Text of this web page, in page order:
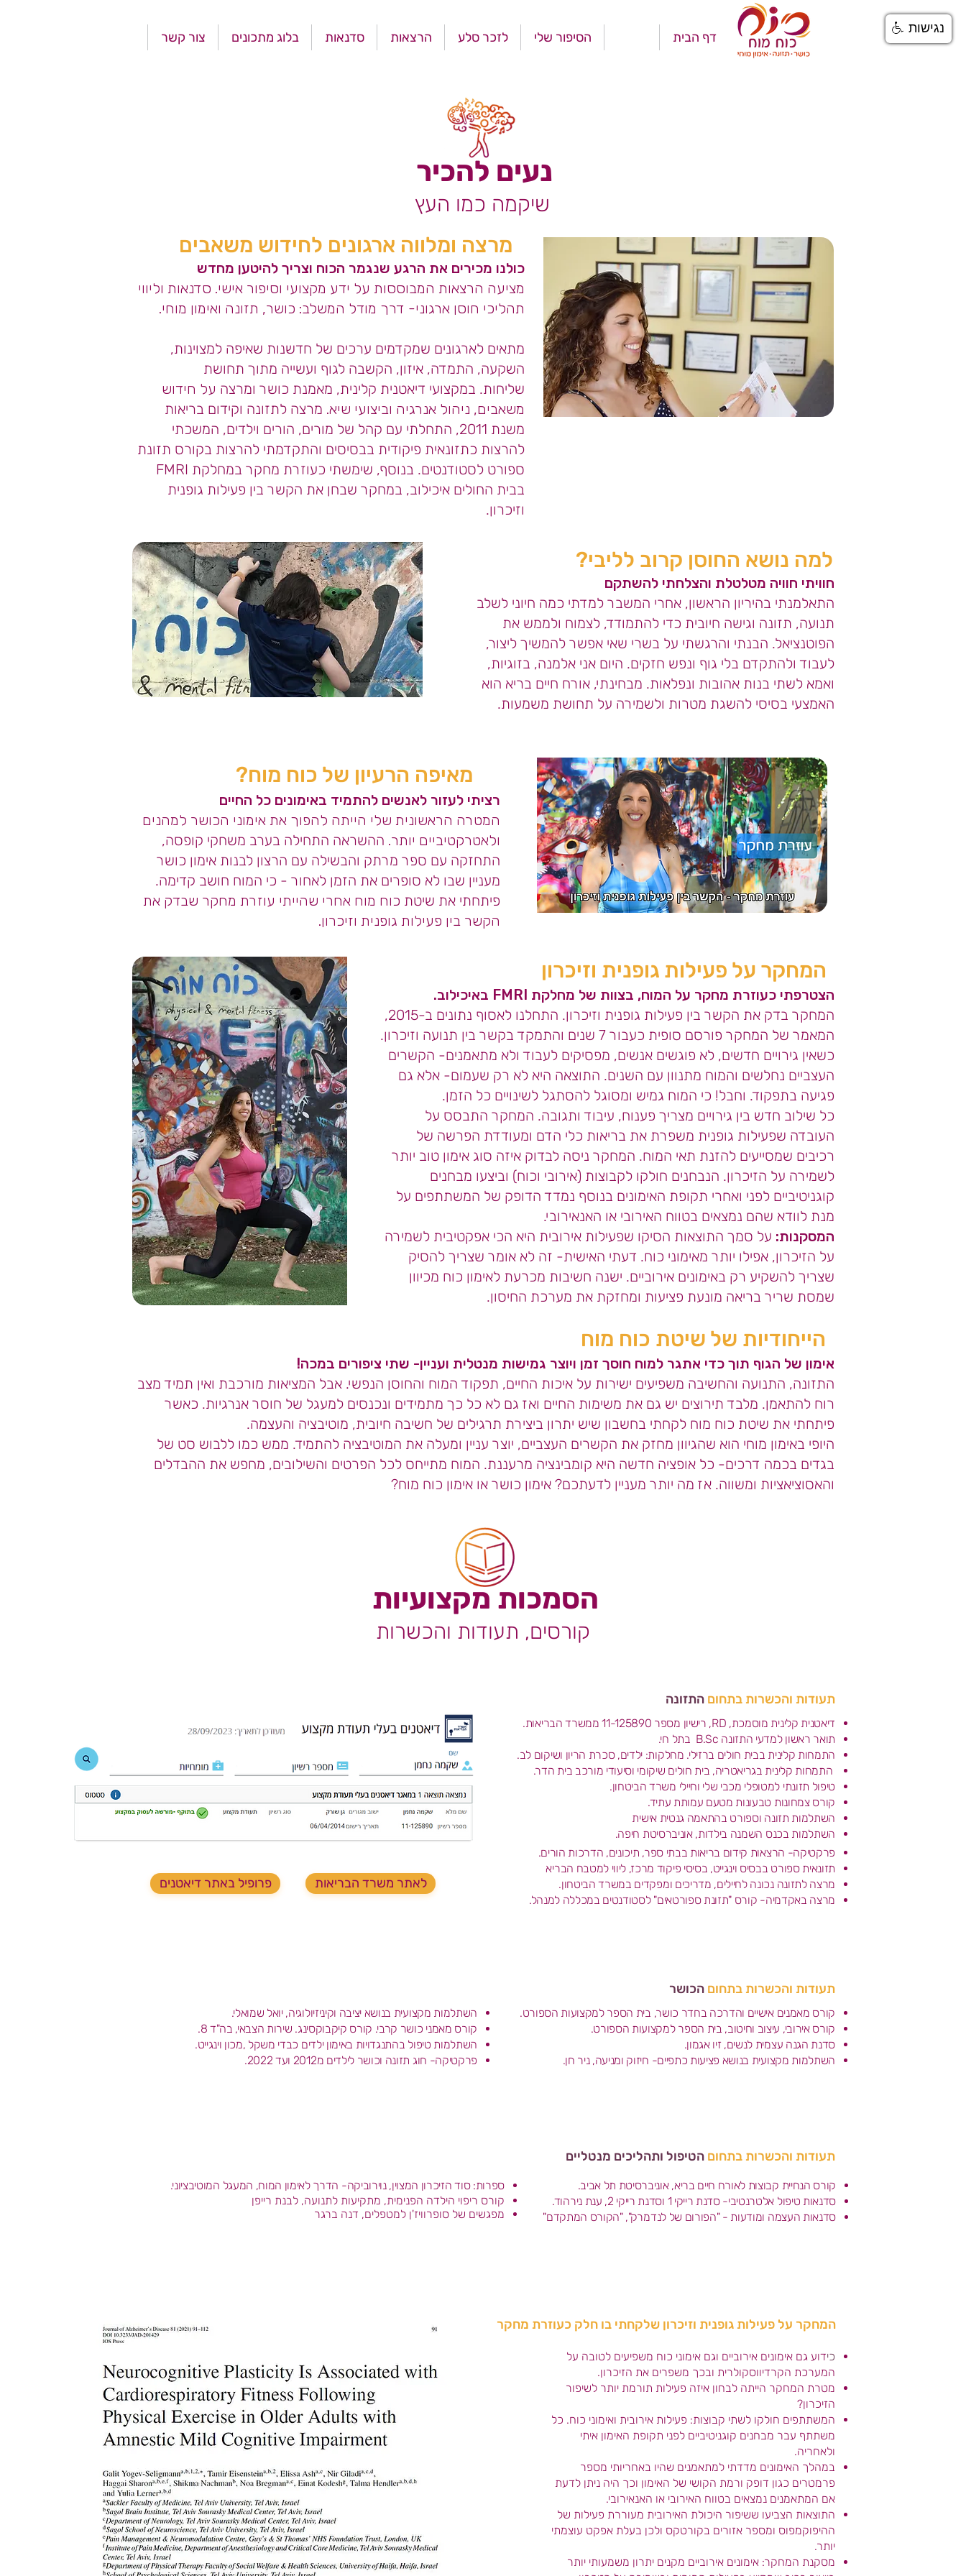
דף הבית הסיפור שלי לזכר סלע הרצאות סדנאות בלוג מתכונים צור קשר
נעים להכיר
שיקמה כמו העץ
כולנו מכירים את הרגע שנגמר הכוח וצריך להיטען מחדש
מציעה הרצאות המבוססות על ידע מקצועי וסיפור אישי. סדנאות וליווי
תהליכי חוסן ארגוני- דרך מודל המשלב: כושר, תזונה ואימון מוחי.
מתאים לארגונים שמקדמים ערכים של חדשנות שאיפה למצוינות,
השקעה, התמדה, איזון, הקשבה לגוף ועשייה מתוך תחושת
שליחות. במקצועי דיאטנית קלינית, מאמנת כושר ומרצה על חידוש
משאבים, ניהול אנרגיה וביצועי שיא. מרצה לתזונה וקידום בריאות
משנת 2011, התחלתי עם קהל של מורים, הורים וילדים, המשכתי
להרצות כתזונאית פיקודית בבסיסים והתקדמתי להרצות בקורס תזונת
ספורט לסטודנטים.
בנוסף, שימשתי כעוזרת מחקר במחלקת FMRI
בבית החולים איכילוב, במחקר שבחן את הקשר בין פעילות גופנית
וזיכרון.
מרצה ומלווה ארגונים לחידוש משאבים
חוויתי חוויה מטלטלת והצלחתי להשתקם
התאלמנתי בהיריון הראשון, אחרי המשבר למדתי כמה חיוני לשלב
תנועה, תזונה וגישה חיובית כדי להתמודד, לצמוח ולממש את
הפוטנציאל. הבנתי והרגשתי על בשרי שאי אפשר להמשיך ליצור,
לעבוד ולהתקדם בלי גוף ונפש חזקים. היום אני אלמנה, בזוגיות,
ואמא לשתי בנות אהובות ונפלאות. מבחינתי, אורח חיים בריא הוא
האמצעי בסיסי להשגת מטרות ולשמירה על תחושת משמעות.
למה נושא החוסן קרוב לליבי?
מאיפה הרעיון של כוח מוח?
רציתי לעזור לאנשים להתמיד באימונים כל החיים
המטרה הראשונית שלי הייתה להפוך את אימוני הכושר למהנים
ולאטרקטיביים יותר. ההשראה התחילה בערב משחקי קופסה,
התחזקה עם ספר מרתק והבשילה עם הרצון לבנות אימון כושר
מעניין שבו לא סופרים את הזמן לאחור - כי המוח חושב קדימה.
פיתחתי את שיטת כוח מוח אחרי שהייתי עוזרת מחקר שבדק את
הקשר בין פעילות גופנית וזיכרון.
המחקר על פעילות גופנית וזיכרון
הצטרפתי כעוזרת מחקר על המוח, בצוות של מחלקת FMRI באיכילוב.
המחקר בדק את הקשר בין פעילות גופנית וזיכרון.
התחלנו לאסוף נתונים ב-2015,
המאמר של המחקר פורסם סופית כעבור 7 שנים והתמקד ב
קשר בין תנועה וזיכרון.
כשאין גירויים חדשים, לא פוגשים אנשים, מפסיקים לעבוד ולא מתאמנים- הקשרים
העצביים נחלשים והמוח מתנוון עם השנים. התוצאה היא לא רק שעמום- אלא גם
פגיעה בתפקוד. וחבל! כי המוח גמיש ומסוגל להסתגל לשינויים כל הזמן.
כל שילוב חדש בין גירויים מצריך פענוח, עיבוד ותגובה. המחקר התבסס על
העובדה שפעילות גופנית משפרת את בריאות כלי הדם ומעודדת הפרשה של
רכיבים שמסייעים להזנת תאי המוח. המחקר ניסה לבדוק איזה סוג אימון טוב יותר
לשמירה על הזיכרון. הנבחנים חולקו לקבוצות (אירובי וכוח) וביצעו מבחנים
קוגניטיביים לפני ואחרי תקופת האימונים בנוסף נמדד הדופק של המשתתפים על
מנת לוודא שהם נמצאים בטווח האירובי או האנאירובי.
המסקנות: על סמך התוצאות הסיקו שפעילות אירובית היא הכי אפקטיבית לשמירה
על הזיכרון, אפילו יותר מאימוני כוח. דעתי האישית- זה לא אומר שצריך להסיק
שצריך להשקיע רק באימונים אירוביים. ישנה חשיבות מכרעת לאימון כוח מכיוון
שמסת שריר בריאה מונעת פציעות ומחזקת את מערכת החיסון.
הייחודיות של שיטת כוח מוח
אימון של הגוף תוך כדי אתגר למוח חוסך זמן ויוצר גמישות מנטלית ועניין- שתי ציפורים במכה!
התזונה, התנועה והחשיבה משפיעים ישירות על איכות החיים, תפקוד המוח והחוסן הנפשי. אבל המציאות מורכבת ואין תמיד מצב
רוח להתאמן. מלבד תירוצים יש גם את משימות החיים ואז גם לא כל כך מתמידים ונכנסים למעגל של חוסר אנרגיות. כאשר
פיתחתי את שיטת כוח מוח לקחתי בחשבון שיש יתרון ביצירת תרגילים של חשיבה חיובית, מוטיבציה והעצמה.
היופי באימון מוחי הוא שהגיוון מחזק את הקשרים העצביים, יוצר עניין ומעלה את המוטיבציה להתמיד. ממש כמו ללבוש סט של
בגדים בכמה דרכים- כל אופציה חדשה היא קומבינציה מרעננת. המוח מתייחס לכל הפרטים והשילובים, מחפש את ההבדלים
והאסוציאציות ומשווה. אז מה יותר מעניין לדעתכם? אימון כושר או אימון כוח מוח?
הסמכות מקצועיות
קורסים, תעודות והכשרות
תעודות והכשרות בתחום התזונה
פרופיל באתר דיאטנים לאתר משרד הבריאות
דיאטנית קלינית מוסמכת, RD, רישיון מספר 11-125890 ממשרד הבריאות.
תואר ראשון למדעי התזונה B.Sc בתל חי.
התמחות קלינית בבית חולים ברזילי. מחלקות: ילדים, סכרת הריון ושיקום לב.
התמחות קלינית בגריאטריה, בית חולים שיקומי וסיעודי מורכב בית הדר.
טיפול תזונתי למטופלי מכבי שלי וחיילי משרד הביטחון.
קורס צמחונות טבעונות מטעם עמותת עתיד.
השתלמות תזונה וספורט בהתאמה גנטית אישית
השתלמות בכנס השמנה בילדות, אוניברסיטת חיפה.
פרקטיקה- הרצאות קידום בריאות בבתי ספר, תיכונים, הדרכות הורים.
תזונאית ספורט בבסיס וינגייט, בסיסי פיקוד מרכז, ליווי למטבח הבריא
מרצה לתזונה נכונה לחיילים, מדריכים ומפקדים במשרד הביטחון.
מרצה באקדמיה- קורס "תזונת ספורטאים" לסטודנטים במכללה למנהל.
תעודות והכשרות בתחום הכושר
השתלמות מקצועית בנושא יציבה וקיניזיולוגיה, יואל שמואלי.
קורס מאמני כושר קרבי. קורס קיקבוקסינג. שירות הצבאי, בה"ד 8.
השתלמות טיפול בהתנגדויות באימון ילדים כבדי משקל ,מכון וינגייט.
פרקטיקה- חוג תזונה וכושר לילדים מ2012 ועד 2022.
קורס מאמנים אישיים והדרכה בחדר כושר, בית הספר למקצועות הספורט.
קורס אירובי, עיצוב וחיטוב, בית הספר למקצועות הספורט.
סדנת הגנה עצמית לנשים, זיו אגמון.
השתלמות מקצועית בנושא פציעות כתפיים- חיזוק ומניעה, ניר חן.
תעודות והכשרות בתחום הטיפול ותהליכים מנטליים
ספרות: סוד הזיכרון המצוין, נוירוביקה- הדרך לאימון המוח, המעגל המוטיבציוני.
קורס ריפוי הילדה הפנימית, מתקיעות לתנועה, לבנת רייפן
מפגשים של סופרוויז'ן למטפלים, דנה ברגר
קורס הנחיית קבוצות לאורח חיים בריא, אוניברסיטת תל אביב.
סדנאות טיפול אלטרנטיבי- סדנת רייקי 1 וסדנת רייקי 2, ענת נירהוד.
סדנאות העצמה ומודעות - "הפורום של לנדמרק", "הקורס המתקדם"
המחקר על פעילות גופנית וזיכרון שלקחתי בו חלק כעוזרת מחקר
כידוע גם אימונים אירוביים וגם אימוני כוח משפיעים לטובה על
המערכת הקרדיווסקולרית ובכך משפרים את הזיכרון.
מטרת המחקר הייתה לבחון איזה פעילות תורמת יותר לשיפור
הזיכרון?
המשתתפים חולקו לשתי קבוצות: פעילות אירובית ואימוני כוח. כל
משתתף עבר מבחנים קוגניטיביים לפני תקופת האימון איתי
ולאחריה.
במהלך האימונים מדדתי למתאמנים שהיו באחריותי מספר
פרמטרים כגון דופק ורמת הקושי של האימון וכך היה ניתן לדעת
אם המתאמנים נמצאים בטווח האירובי או האנאירובי.
התוצאות הצביעו ששיפור היכולת האירובית מעוררת פעילות של
ההיפוקמפוס ומספר אזורים בקורטקס ולכן בעלת אפקט עוצמתי
יותר.
מסקנת המחקר: אימונים אירוביים מקנים יתרון משמעותי יותר
נגישות